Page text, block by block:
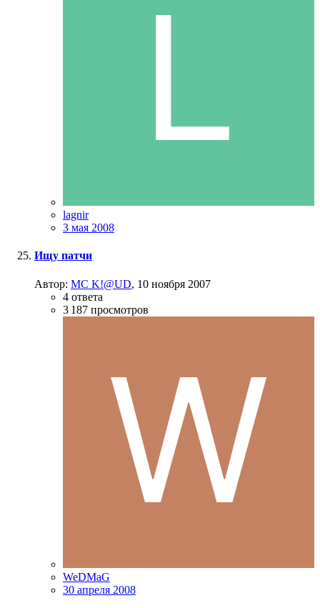
lagnir
3 мая 2008
Ищу патчи
Автор: MC K!@UD, 10 ноября 2007
4 ответа
3 187 просмотров
WeDMaG
30 апреля 2008